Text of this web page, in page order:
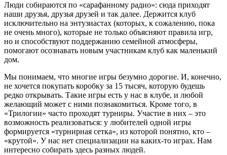
Люди собираются по «сарафанному радио»: сюда приходят
наши друзья, друзья друзей и так далее. Держится клуб
исключительно на энтузиастах (которых, к сожалению, пока
не очень много), которые не только объясняют правила игр,
но и способствуют поддержанию семейной атмосферы,
помогают осознавать новым участникам клуб как маленький
дом.
Мы понимаем, что многие игры безумно дорогие. И, конечно,
не хочется покупать коробку за 15 тысяч, которую будешь
редко открывать. Такие игры есть у нас в клубе, и любой
желающий может с ними познакомиться. Кроме того, в
«Трилогии» часто проходят турниры. Участие в них – это
возможность реализоваться: у любителей одной игры
формируется «турнирная сетка», из которой понятно, кто –
«крутой». У нас нет специализации на каких-то играх. Нам
интересно собирать здесь разных людей.